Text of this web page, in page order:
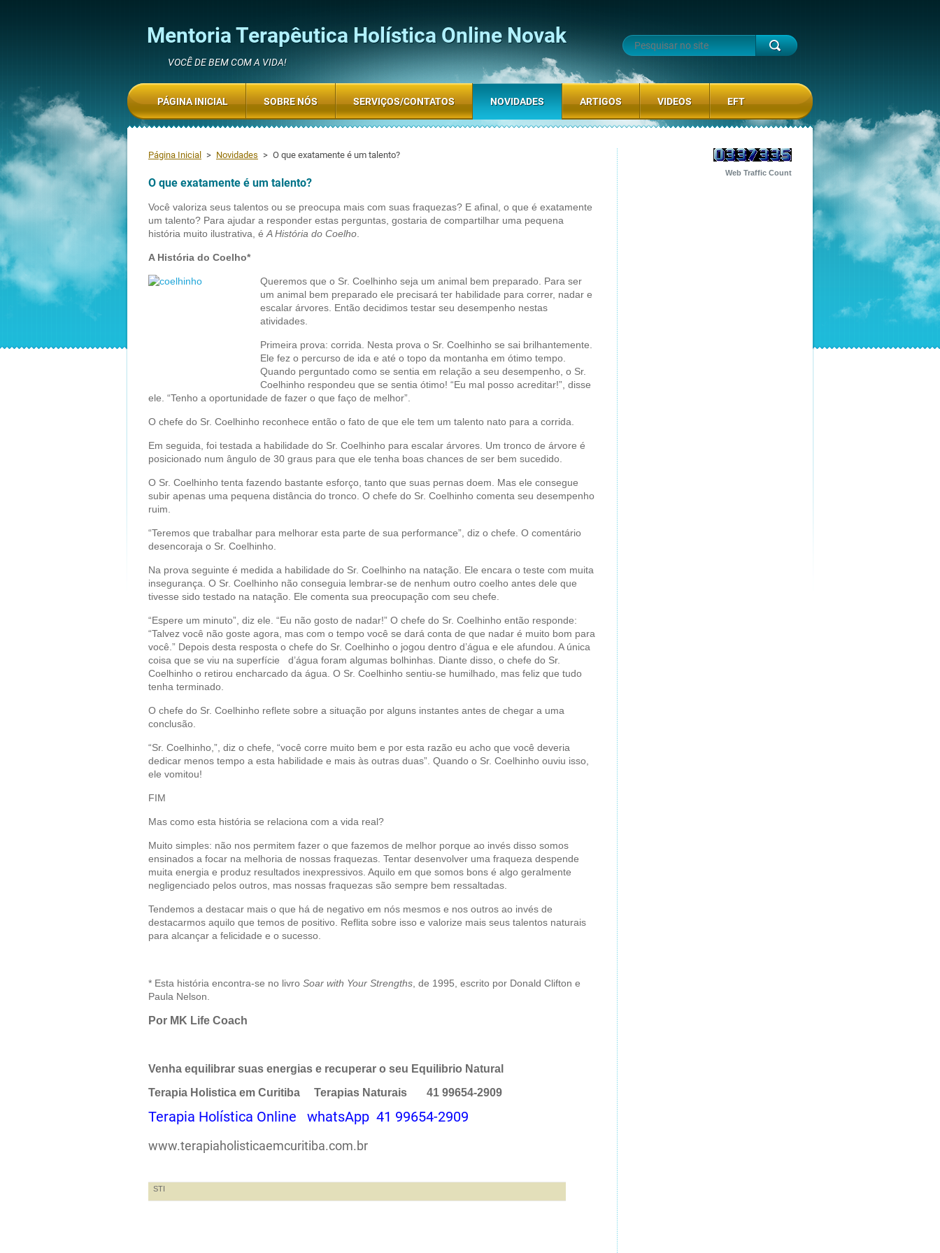
Mentoria Terapêutica Holística Online Novak
VOCÊ DE BEM COM A VIDA!
Página Inicial > Novidades > O que exatamente é um talento?
O que exatamente é um talento?
Você valoriza seus talentos ou se preocupa mais com suas fraquezas? E afinal, o que é exatamente
um talento? Para ajudar a responder estas perguntas, gostaria de compartilhar uma pequena
história muito ilustrativa, é A História do Coelho
A História do Coelho*
Queremos que o Sr. Coelhinho seja um animal bem preparado. Para ser
um animal bem preparado ele precisará ter habilidade para correr, nadar e
escalar árvores. Então decidimos testar seu desempenho nestas
atividades.
Primeira prova: corrida. Nesta prova o Sr. Coelhinho se sai brilhantemente.
Ele fez o percurso de ida e até o topo da montanha em ótimo tempo.
Quando perguntado como se sentia em relação a seu desempenho, o Sr.
Coelhinho respondeu que se sentia ótimo! “Eu mal posso acreditar!”, disse
ele. “Tenho a oportunidade de fazer o que faço de melhor”.
O chefe do Sr. Coelhinho reconhece então o fato de que ele tem um talento nato para a corrida.
Em seguida, foi testada a habilidade do Sr. Coelhinho para escalar árvores. Um tronco de árvore é
posicionado num ângulo de 30 graus para que ele tenha boas chances de ser bem sucedido.
O Sr. Coelhinho tenta fazendo bastante esforço, tanto que suas pernas doem. Mas ele consegue
subir apenas uma pequena distância do tronco. O chefe do Sr. Coelhinho comenta seu desempenho
ruim.
“Teremos que trabalhar para melhorar esta parte de sua performance”, diz o chefe. O comentário
desencoraja o Sr. Coelhinho.
Na prova seguinte é medida a habilidade do Sr. Coelhinho na natação. Ele encara o teste com muita
insegurança. O Sr. Coelhinho não conseguia lembrar-se de nenhum outro coelho antes dele que
tivesse sido testado na natação. Ele comenta sua preocupação com seu chefe.
“Espere um minuto”, diz ele. “Eu não gosto de nadar!” O chefe do Sr. Coelhinho então responde:
“Talvez você não goste agora, mas com o tempo você se dará conta de que nadar é muito bom para
você.” Depois desta resposta o chefe do Sr. Coelhinho o jogou dentro d’água e ele afundou. A única
coisa que se viu na superfície d’água foram algumas bolhinhas. Diante disso, o chefe do Sr.
Coelhinho o retirou encharcado da água. O Sr. Coelhinho sentiu-se humilhado, mas feliz que tudo
tenha terminado.
O chefe do Sr. Coelhinho reflete sobre a situação por alguns instantes antes de chegar a uma
conclusão.
“Sr. Coelhinho,”, diz o chefe, “você corre muito bem e por esta razão eu acho que você deveria
dedicar menos tempo a esta habilidade e mais às outras duas”. Quando o Sr. Coelhinho ouviu isso,
ele vomitou!
FIM
Mas como esta história se relaciona com a vida real?
Muito simples: não nos permitem fazer o que fazemos de melhor porque ao invés disso somos
ensinados a focar na melhoria de nossas fraquezas. Tentar desenvolver uma fraqueza despende
muita energia e produz resultados inexpressivos. Aquilo em que somos bons é algo geralmente
negligenciado pelos outros, mas nossas fraquezas são sempre bem ressaltadas.
Tendemos a destacar mais o que há de negativo em nós mesmos e nos outros ao invés de
destacarmos aquilo que temos de positivo. Reflita sobre isso e valorize mais seus talentos naturais
para alcançar a felicidade e o sucesso.
* Esta história encontra-se no livro Soar with Your Strengths , de 1995, escrito por Donald Clifton e
Paula Nelson.
Por MK Life Coach
Venha equilibrar suas energias e recuperar o seu Equilibrio Natural
Terapia Holistica em Curitiba Terapias Naturais 41 99654-2909
Terapia Holística Online whatsApp 41 99654-2909
www.terapiaholisticaemcuritiba.com.br
STI
Web Traffic Count
PÁGINA INICIAL SOBRE NÓS SERVIÇOS/CONTATOS NOVIDADES ARTIGOS VIDEOS EFT